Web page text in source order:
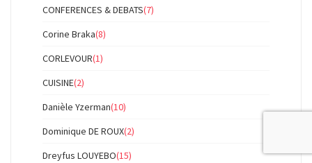
CONFERENCES & DEBATS(7)
Corine Braka(8)
CORLEVOUR(1)
CUISINE(2)
Danièle Yzerman(10)
Dominique DE ROUX(2)
Dreyfus LOUYEBO(15)